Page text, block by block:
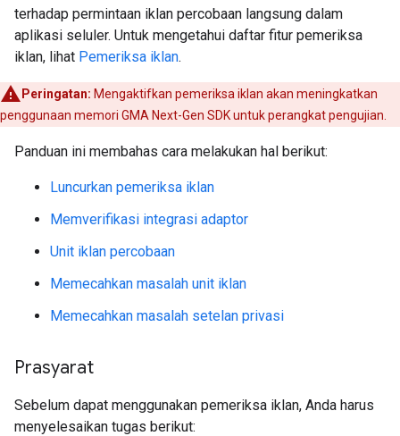
terhadap permintaan iklan percobaan langsung dalam
aplikasi seluler. Untuk mengetahui daftar fitur pemeriksa
iklan, lihat Pemeriksa iklan.
Peringatan: Mengaktifkan pemeriksa iklan akan meningkatkan
penggunaan memori GMA Next-Gen SDKuntuk perangkat pengujian.
Panduan ini membahas cara melakukan hal berikut:
Luncurkan pemeriksa iklan
Memverifikasi integrasi adaptor
Unit iklan percobaan
Memecahkan masalah unit iklan
Memecahkan masalah setelan privasi
Prasyarat
Sebelum dapat menggunakan pemeriksa iklan, Anda harus
menyelesaikan tugas berikut: